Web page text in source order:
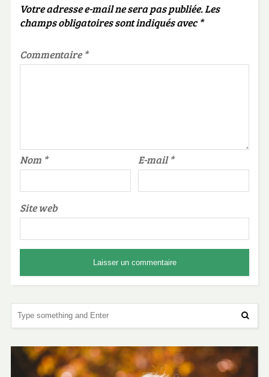
Votre adresse e-mail ne sera pas publiée.Les
champs obligatoires sont indiqués avec*
Commentaire*
Nom * E-mail*
Site web